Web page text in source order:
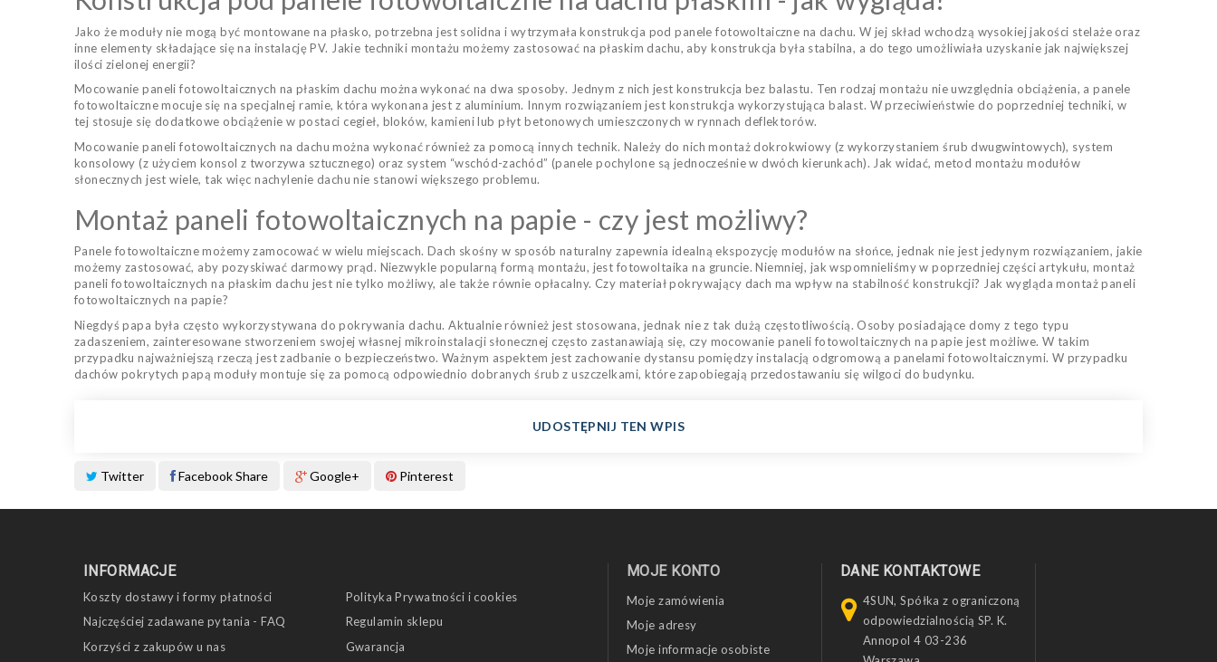
Jako że moduły nie mogą być montowane na płasko, potrzebna jest solidna i wytrzymała konstrukcja pod panele fotowoltaiczne na dachu. W jej skład wchodzą wysokiej jakości stelaże oraz
inne elementy składające się na instalację PV. Jakie techniki montażu możemy zastosować na płaskim dachu, aby konstrukcja była stabilna, a do tego umożliwiała uzyskanie jak największej
ilości zielonej energii?
Mocowanie paneli fotowoltaicznych na płaskim dachu można wykonać na dwa sposoby. Jednym z nich jest konstrukcja bez balastu. Ten rodzaj montażu nie uwzględnia obciążenia, a panele
fotowoltaiczne mocuje się na specjalnej ramie, która wykonana jest z aluminium. Innym rozwiązaniem jest konstrukcja wykorzystująca balast. W przeciwieństwie do poprzedniej techniki, w
tej stosuje się dodatkowe obciążenie w postaci cegieł, bloków, kamieni lub płyt betonowych umieszczonych w rynnach deflektorów.
Mocowanie paneli fotowoltaicznych na dachu można wykonać również za pomocą innych technik. Należy do nich montaż dokrokwiowy (z wykorzystaniem śrub dwugwintowych), system
konsolowy (z użyciem konsol z tworzywa sztucznego) oraz system “wschód-zachód” (panele pochylone są jednocześnie w dwóch kierunkach). Jak widać, metod montażu modułów
słonecznych jest wiele, tak więc nachylenie dachu nie stanowi większego problemu.
Montaż paneli fotowoltaicznych na papie - czy jest możliwy?
Panele fotowoltaiczne możemy zamocować w wielu miejscach. Dach skośny w sposób naturalny zapewnia idealną ekspozycję modułów na słońce, jednak nie jest jedynym rozwiązaniem, jakie
możemy zastosować, aby pozyskiwać darmowy prąd. Niezwykle popularną formą montażu, jest fotowoltaika na gruncie. Niemniej, jak wspomnieliśmy w poprzedniej części artykułu, montaż
paneli fotowoltaicznych na płaskim dachu jest nie tylko możliwy, ale także równie opłacalny. Czy materiał pokrywający dach ma wpływ na stabilność konstrukcji? Jak wygląda montaż paneli
fotowoltaicznych na papie?
Niegdyś papa była często wykorzystywana do pokrywania dachu. Aktualnie również jest stosowana, jednak nie z tak dużą częstotliwością. Osoby posiadające domy z tego typu
zadaszeniem, zainteresowane stworzeniem swojej własnej mikroinstalacji słonecznej często zastanawiają się, czy mocowanie paneli fotowoltaicznych na papie jest możliwe. W takim
przypadku najważniejszą rzeczą jest zadbanie o bezpieczeństwo. Ważnym aspektem jest zachowanie dystansu pomiędzy instalacją odgromową a panelami fotowoltaicznymi. W przypadku
dachów pokrytych papą moduły montuje się za pomocą odpowiednio dobranych śrub z uszczelkami, które zapobiegają przedostawaniu się wilgoci do budynku.
UDOSTĘPNIJ TEN WPIS
Twitter Facebook Share Google+ Pinterest
INFORMACJE
Koszty dostawy i formy płatności
Najczęściej zadawane pytania - FAQ
Korzyści z zakupów u nas
Polityka Prywatności i cookies
Regulamin sklepu
Gwarancja
MOJE KONTO
Moje zamówienia
Moje adresy
Moje informacje osobiste
DANE KONTAKTOWE
4SUN, Spółka z ograniczoną
odpowiedzialnością SP. K.
Annopol 4 03-236